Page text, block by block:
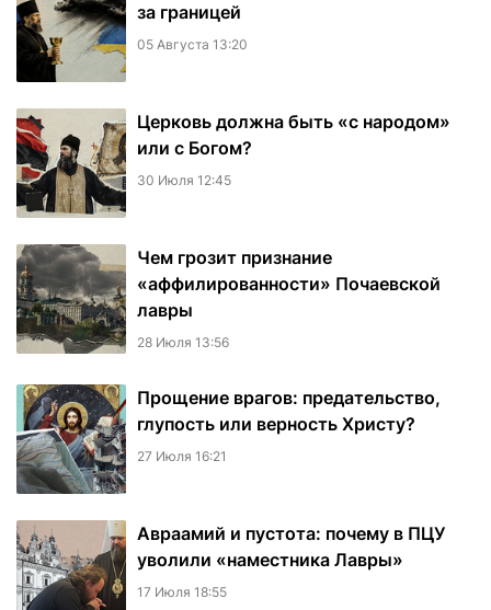
за границей
05 Августа 13:20
Церковь должна быть «с народом»
или с Богом?
30 Июля 12:45
Чем грозит признание
«аффилированности» Почаевской
лавры
28 Июля 13:56
Прощение врагов: предательство,
глупость или верность Христу?
27 Июля 16:21
Авраамий и пустота: почему в ПЦУ
уволили «наместника Лавры»
17 Июля 18:55